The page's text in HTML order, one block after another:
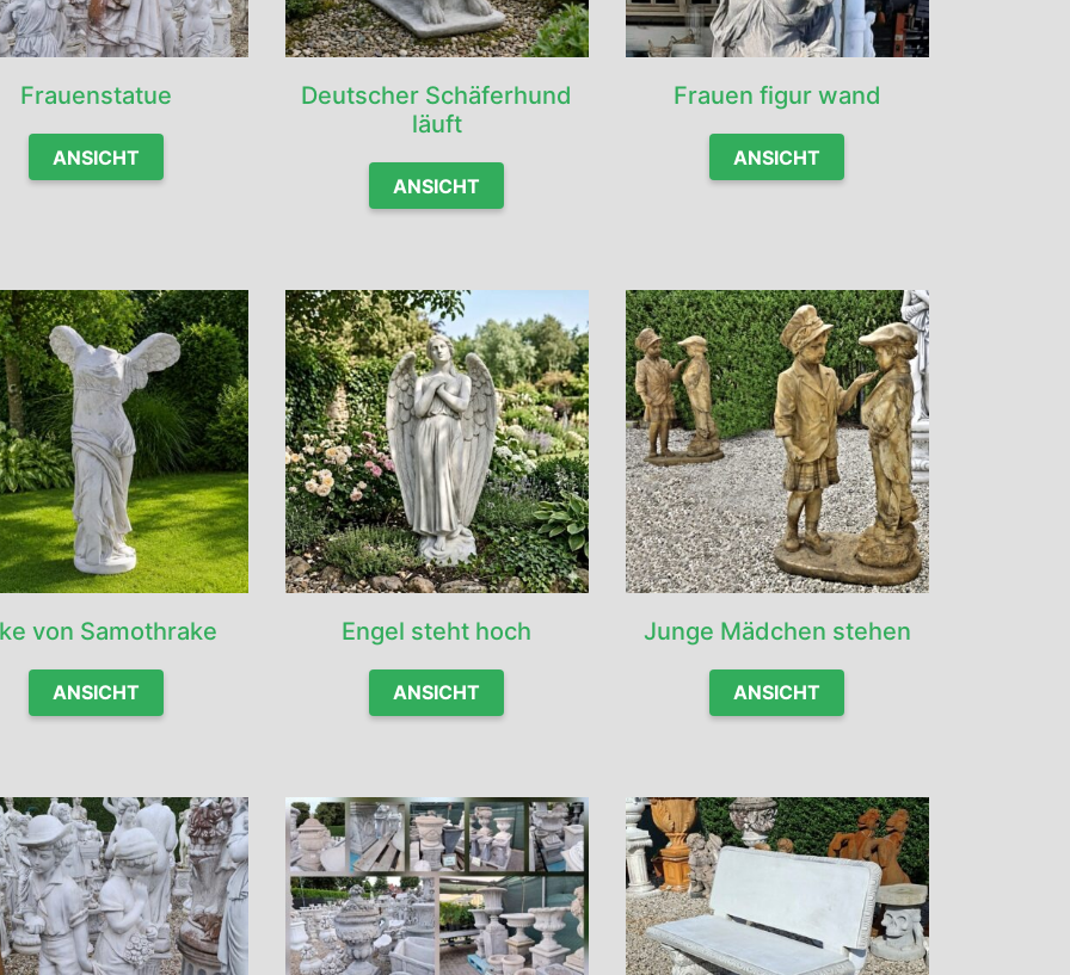
Frauenstatue
ANSICHT
Deutscher Schäferhund
läuft
ANSICHT
Frauen figur wand
ANSICHT
von Samothrake
ANSICHT
Engel steht hoch
ANSICHT
Junge Mädchen stehen
ANSICHT